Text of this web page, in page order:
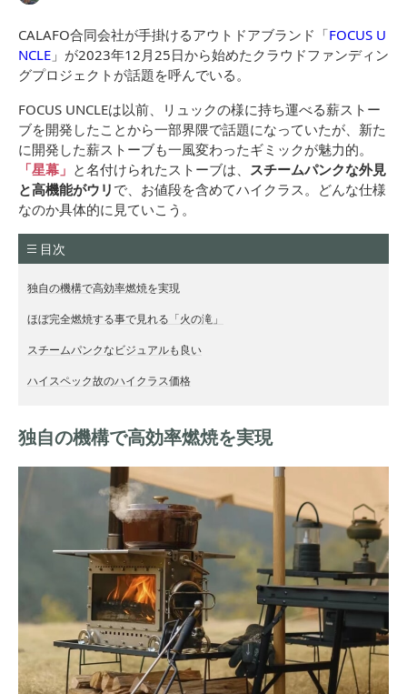
CALAFO合同会社が手掛けるアウトドアブランド「FOCUS U
NCLE 」が2023年12月25日から始めたクラウドファンディン
グプロジェクトが話題を呼んでいる。
FOCUS UNCLEは以前、リュックの様に持ち運べる薪ストー
ブを開発したことから一部界隈で話題になっていたが、新た
に開発した薪ストーブも一風変わったギミックが魅力的。
「星幕」 と名付けられたストーブは、 スチームパンクな外見
と高機能がウリ で、お値段を含めてハイクラス。どんな仕様
なのか具体的に見ていこう。
目次
独自の機構で高効率燃焼を実現
ほぼ完全燃焼する事で見れる「火の滝」
スチームパンクなビジュアルも良い
ハイスペック故のハイクラス価格
独自の機構で高効率燃焼を実現